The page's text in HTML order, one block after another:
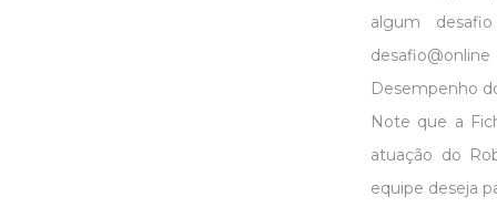
algum
Desempenho
Note que a
atuação do
equipe deseja